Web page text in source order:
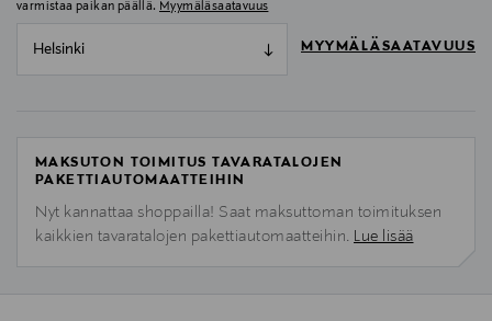
varmistaa paikan päällä. Myymäläsaatavuus
Helsinki MYYMÄLÄSAATAVUUS
MAKSUTON TOIMITUS TAVARATALOJEN
PAKETTIAUTOMAATTEIHIN
Nyt kannattaa shoppailla! Saat maksuttoman toimituksen
kaikkien tavaratalojen pakettiautomaatteihin. Lue lisää